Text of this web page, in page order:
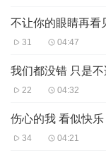
不让你的眼睛再看
31 04:47
22 04:32
34 04:21